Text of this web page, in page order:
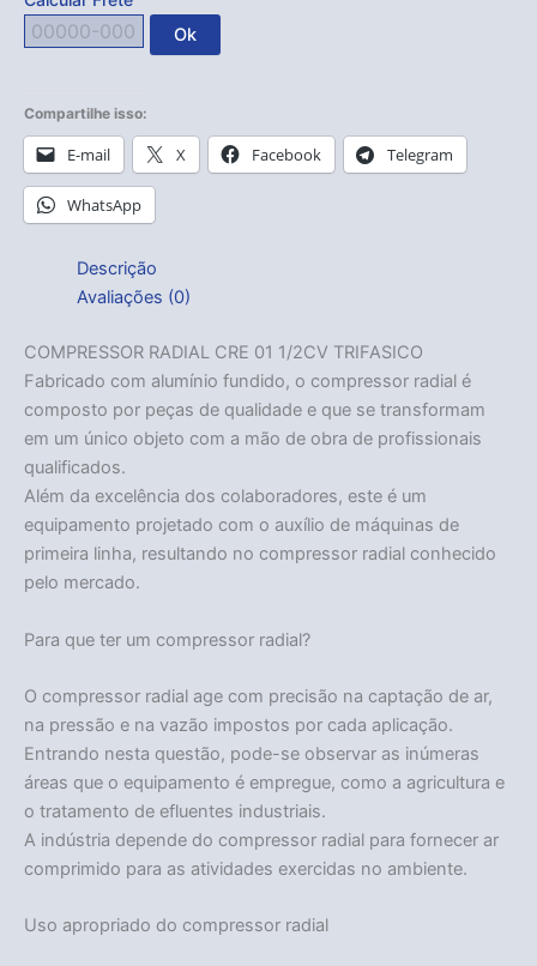
Ok
Compartilhe isso:
E-mail X Facebook Telegram
WhatsApp
Descrição
Avaliações (0)
COMPRESSOR RADIAL CRE 01 1/2CV TRIFASICO
Fabricado com alumínio fundido, o compressor radial é
composto por peças de qualidade e que se transformam
em um único objeto com a mão de obra de profissionais
qualificados.
Além da excelência dos colaboradores, este é um
equipamento projetado com o auxílio de máquinas de
primeira linha, resultando no compressor radial conhecido
pelo mercado.
Para que ter um compressor radial?
O compressor radial age com precisão na captação de ar,
na pressão e na vazão impostos por cada aplicação.
Entrando nesta questão, pode-se observar as inúmeras
áreas que o equipamento é empregue, como a agricultura e
o tratamento de efluentes industriais.
A indústria depende do compressor radial para fornecer ar
comprimido para as atividades exercidas no ambiente.
Uso apropriado do compressor radial